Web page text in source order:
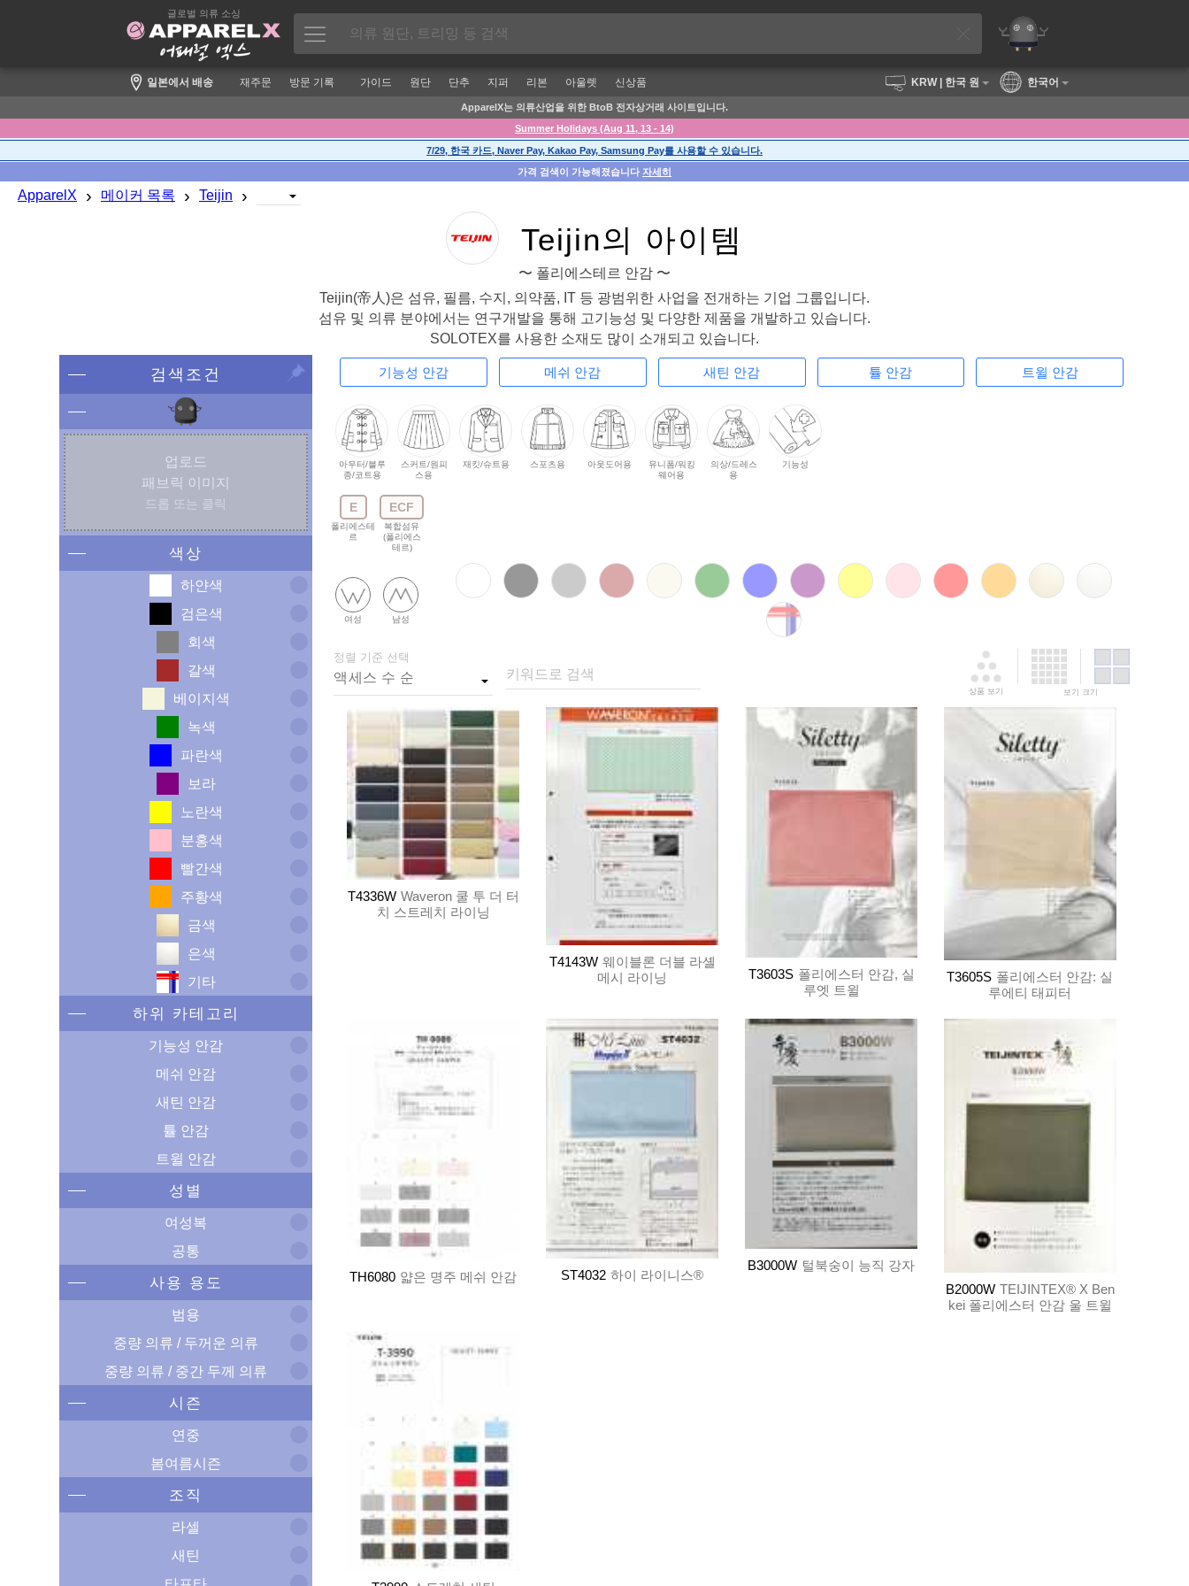
글로벌 의류 소싱
일본에서 배송 재주문 방문 기록 가이드 원단 단추 지퍼 리본 아울렛 신상품 KRW| 한국 원 한국어
ApparelX는 의류산업을 위한 BtoB 전자상거래 사이트입니다.
Summer Holidays (Aug 11, 13 - 14)
7/29, 한국 카드, Naver Pay, Kakao Pay, Samsung Pay를 사용할 수 있습니다.
가격 검색이 가능해졌습니다 자세히
ApparelX › 메이커 목록 › Teijin ›
Teijin의 아이템
〜 폴리에스테르 안감 〜
Teijin(帝人)은 섬유, 필름, 수지, 의약품, IT 등 광범위한 사업을 전개하는 기업 그룹입니다.
섬유 및 의류 분야에서는 연구개발을 통해 고기능성 및 다양한 제품을 개발하고 있습니다.
SOLOTEX를 사용한 소재도 많이 소개되고 있습니다.
검색조건
업로드
패브릭 이미지
드롭 또는 클릭
색상
하얀색
검은색
회색
갈색
베이지색
녹색
파란색
보라
노란색
분홍색
빨간색
주황색
금색
은색
기타
하위 카테고리
기능성 안감
메쉬 안감
새틴 안감
튤 안감
트윌 안감
성별
여성복
공통
사용 용도
범용
중량 의류 / 두꺼운 의류
중량 의류 / 중간 두께 의류
시즌
연중
봄여름시즌
조직
라셀
새틴
기능성 안감 메쉬 안감 새틴 안감 튤 안감 트윌 안감
아우터/블루
종/코트용
스커트/원피
스용
재킷/슈트용 스포츠용 아웃도어용
유니폼/워킹
웨어용
의상/드레스
용
기능성
E
폴리에스테
르
ECF
복합섬유
(폴리에스
테르)
여성 남성
정렬 기준 선택
키워드로 검색
상품 보기 보기 크기
T4336W Waveron 쿨 투 더 터
치 스트레치 라이닝
T4143W 웨이블론 더블 라셸
메시 라이닝
T3603S 폴리에스터 안감, 실
루엣 트윌
T3605S 폴리에스터 안감: 실
루에티 태피터
TH6080 얇은 명주 메쉬 안감 ST4032 하이 라이니스®
B3000W 털북숭이 능직 강자
B2000W TEIJINTEX® X Ben
kei 폴리에스터 안감 울 트윌